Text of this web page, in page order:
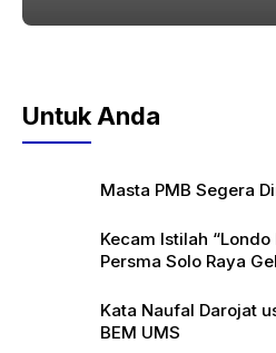
Untuk Anda
Masta PMB Segera
Kecam Istilah
Persma Solo Raya
Kata Naufal Darojat
BEM UMS